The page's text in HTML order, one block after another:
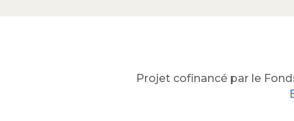
Projet cofinancé par le